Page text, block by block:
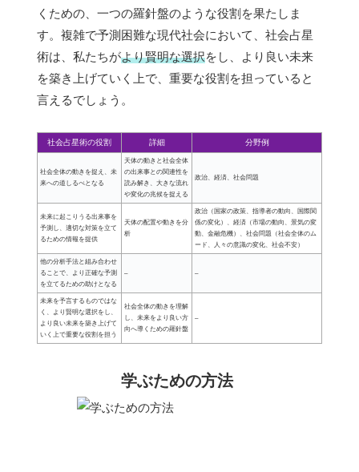
くための、一つの羅針盤のような役割を果たしま
す。複雑で予測困難な現代社会において、社会占星
術は、私たちがより賢明な選択をし、より良い未来
を築き上げていく上で、重要な役割を担っていると
言えるでしょう。
社会占星術の役割 詳細 分野例
社会全体の動きを捉え、未
来への道しるべとなる
天体の動きと社会全体
の出来事との関連性を
読み解き、大きな流れ
や変化の兆候を捉える
政治、経済、社会問題
未来に起こりうる出来事を
予測し、適切な対策を立て
るための情報を提供
天体の配置や動きを分
析
政治（国家の政策、指導者の動向、国際関
係の変化）、経済（市場の動向、景気の変
動、金融危機）、社会問題（社会全体のム
ード、人々の意識の変化、社会不安）
他の分析手法と組み合わせ
ることで、より正確な予測
を立てるための助けとなる
– –
未来を予言するものではな
く、より賢明な選択をし、
より良い未来を築き上げて
いく上で重要な役割を担う
社会全体の動きを理解
し、未来をより良い方
向へ導くための羅針盤
–
学ぶための方法